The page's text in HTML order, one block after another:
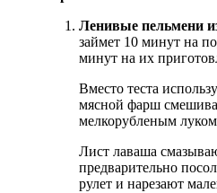
Ленивые пельмени
займет 10 минут на
минут на их
Вместо теста
мясной фарш
мелкорубленым
Лист лаваша
предварительно
рулет и нарезают